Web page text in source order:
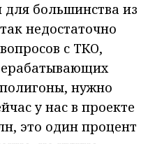
большинства из
недостаточно
с ТКО,
нужно
у нас в проекте
это один процент